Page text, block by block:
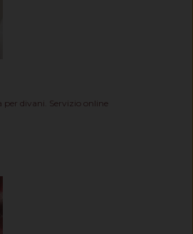
divani. Servizio online